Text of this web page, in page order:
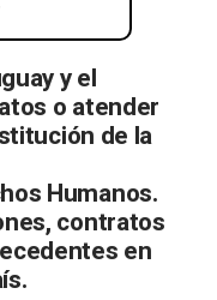
y el
o atender
de la
Humanos.
contratos
en